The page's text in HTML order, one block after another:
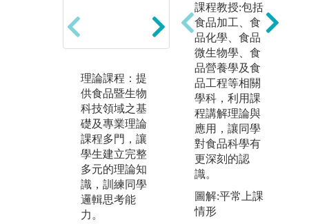
理論課程：提
供食品暨生物
科技領域之基
礎及專業理論
課程多門，讓
學生建立完整
多元的理論知
識，訓練同學
邏輯思考能
力。
許多必選修之
專業課程均有
安排實習(驗)
課，讓學生在
理論知識的獲
得之外，搭配
實習課的操作
及實務演練，
讓學生的學習
更加深刻，訓
練同學理論與
實務結合的能
力。
圖解:實驗課程
課程教授:包括
食品加工、食
品化學、食品
微生物學、食
品營養學及食
品工程等相關
學科，利用課
程講解理論與
應用，讓同學
對食品科學有
更深刻的認
識。
圖解:平常上課
情形